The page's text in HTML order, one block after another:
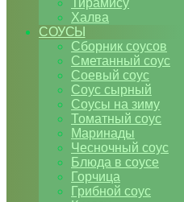
Тирамису
Халва
СОУСЫ
Сборник соусов
Сметанный соус
Соевый соус
Соус сырный
Соусы на зиму
Томатный соус
Маринады
Чесночный соус
Блюда в соусе
Горчица
Грибной соус